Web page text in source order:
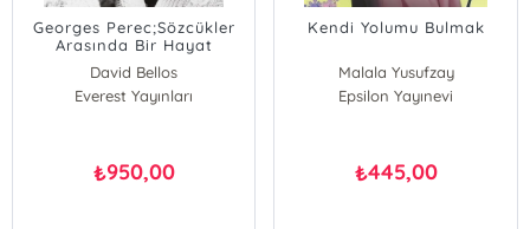
Georges Perec;Sözcükler
Arasında Bir Hayat
David Bellos
Everest Yayınları
₺950,00
Kendi Yolumu Bulmak
Malala Yusufzay
Epsilon Yayınevi
₺445,00